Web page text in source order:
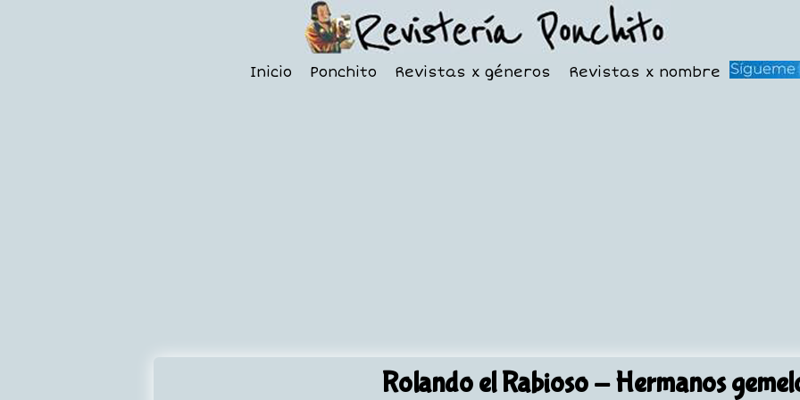
Inicio Ponchito Revistas x géneros Revistas x nombre
Rolando el Rabioso- Hermanos